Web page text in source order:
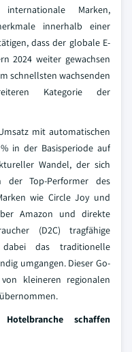
Marken,
innerhalb einer
dass der globale E-
2024 weiter gewachsen
schnellsten wachsenden
Kategorie der
mit automatischen
in der Basisperiode auf
Wandel, der sich
der Top-Performer des
wie Circle Joy und
Amazon und direkte
(D2C) tragfähige
das traditionelle
umgangen. Dieser Go-
kleineren regionalen
schaffen